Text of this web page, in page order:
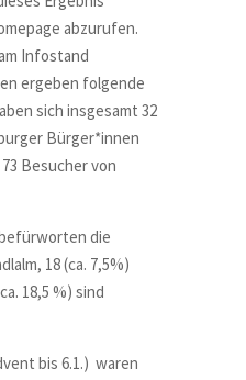
abzurufen.
Infostand
ergeben folgende
sich insgesamt 32
Bürger*innen
Besucher von
befürworten die
18 (ca. 7,5%)
18,5 %) sind
bis 6.1.) waren